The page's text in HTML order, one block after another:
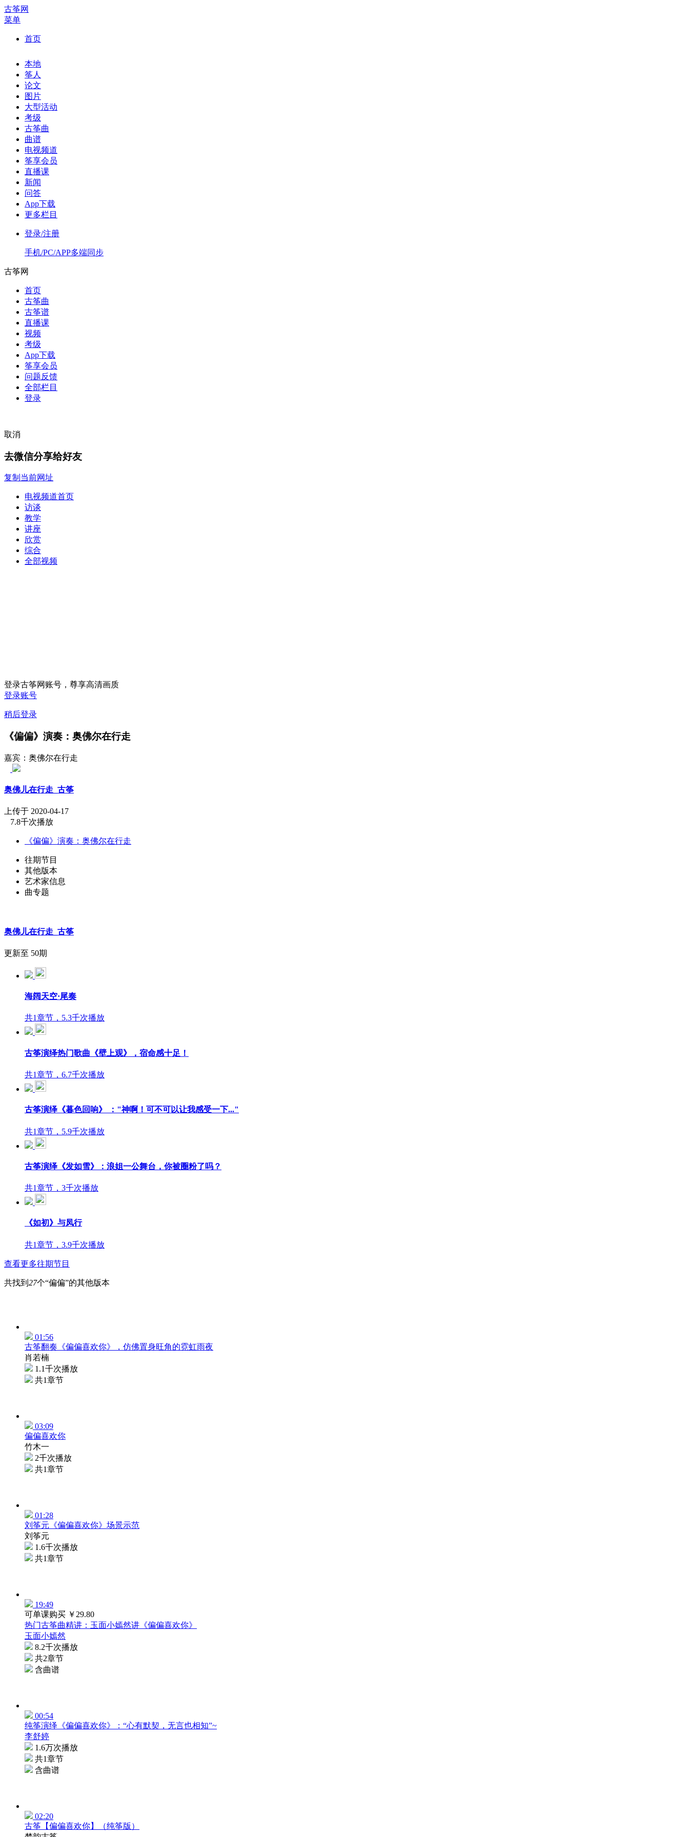
古筝网
菜单
首页
本地
筝人
论文
图片
大型活动
考级
古筝曲
曲谱
电视频道
筝享会员
直播课
新闻
问答
App下载
更多栏目
登录/注册
手机/PC/APP多端同步
古筝网
首页
古筝曲
古筝谱
直播课
视频
考级
App下载
筝享会员
问题反馈
全部栏目
登录
取消
去微信分享给好友
复制当前网址
电视频道首页
访谈
教学
讲座
欣赏
综合
全部视频
登录古筝网账号，尊享高清画质
登录账号
稍后登录
《偏偏》演奏：奥佛尔在行走
嘉宾：奥佛尔在行走
奥佛儿在行走_古筝
上传于 2020-04-17
7.8千次播放
《偏偏》演奏：奥佛尔在行走
往期节目
其他版本
艺术家信息
曲专题
奥佛儿在行走_古筝
更新至 50期
海阔天空·尾奏
共1章节，5.3千次播放
古筝演绎热门歌曲《壁上观》，宿命感十足！
共1章节，6.7千次播放
古筝演绎《暮色回响》 ："神啊！可不可以让我感受一下..."
共1章节，5.9千次播放
古筝演绎《发如雪》：浪姐一公舞台，你被圈粉了吗？
共1章节，3千次播放
《如初》与凤行
共1章节，3.9千次播放
查看更多往期节目
共找到 27个“偏偏”的其他版本
01:56
古筝翻奏《偏偏喜欢你》，仿佛置身旺角的霓虹雨夜
肖若楠
1.1千次播放
共1章节
03:09
偏偏喜欢你
竹木一
2千次播放
共1章节
01:28
刘筝元《偏偏喜欢你》场景示范
刘筝元
1.6千次播放
共1章节
19:49
可单课购买 ￥29.80
热门古筝曲精讲：玉面小嫣然讲《偏偏喜欢你》
玉面小嫣然
8.2千次播放
共2章节
含曲谱
00:54
纯筝演绎《偏偏喜欢你》：“心有默契，无言也相知”~
李舒婷
1.6万次播放
共1章节
含曲谱
02:20
古筝【偏偏喜欢你】（纯筝版）